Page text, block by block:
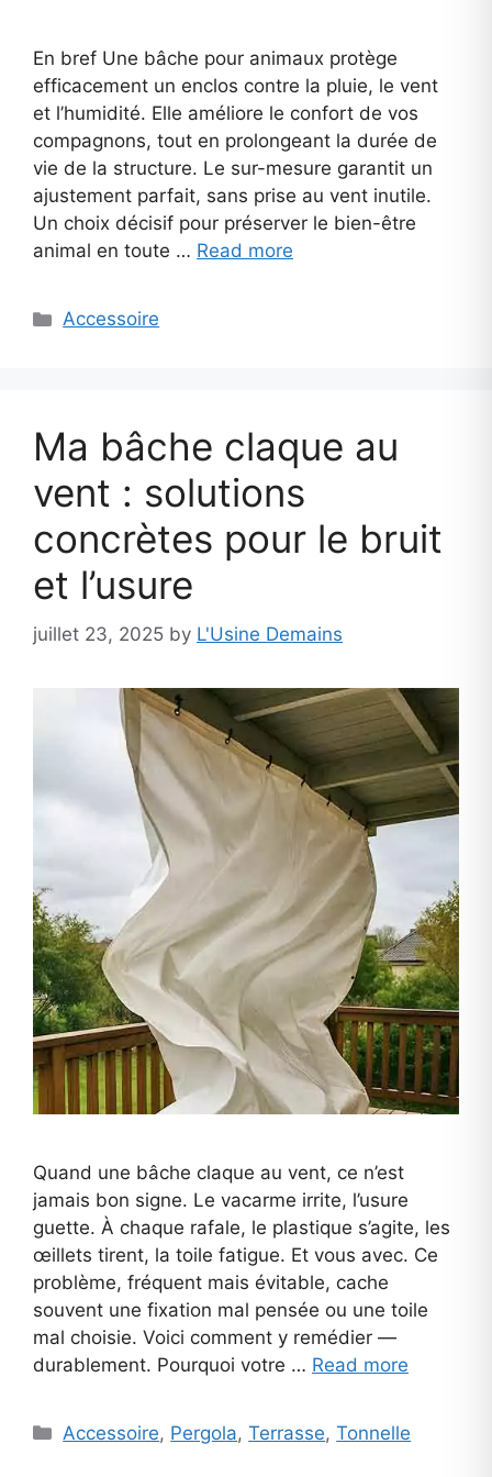
En bref Une bâche pour animaux protège
efficacement un enclos contre la pluie, le vent
et l’humidité. Elle améliore le confort de vos
compagnons, tout en prolongeant la durée de
vie de la structure. Le sur-mesure garantit un
ajustement parfait, sans prise au vent inutile.
Un choix décisif pour préserver le bien-être
animal en toute … Read more
Categories
Accessoire
Ma bâche claque au
vent : solutions
concrètes pour le bruit
et l’usure
juillet 23, 2025 by L'Usine Demains
Quand une bâche claque au vent, ce n’est
jamais bon signe. Le vacarme irrite, l’usure
guette. À chaque rafale, le plastique s’agite, les
œillets tirent, la toile fatigue. Et vous avec. Ce
problème, fréquent mais évitable, cache
souvent une fixation mal pensée ou une toile
mal choisie. Voici comment y remédier —
durablement. Pourquoi votre … Read more
Categories
Accessoire, Pergola,Terrasse,Tonnelle